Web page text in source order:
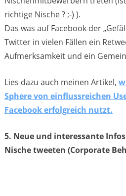
richtige Nische ? ;-) ).
Das was auf Facebook der
Twitter in vielen Fällen ein
Aufmerksamkeit und ein
Lies dazu auch meinen Artikel,
Sphere von einflussreichen
Facebook erfolgreich nutzt.
5. Neue und interessante
Nische tweeten (Corporate